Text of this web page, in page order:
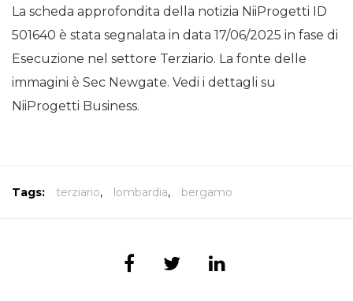
La scheda approfondita della notizia NiiProgetti ID
501640 è stata segnalata in data 17/06/2025 in fase di
Esecuzione nel settore Terziario. La fonte delle
immagini è Sec Newgate. Vedi i dettagli su
NiiProgetti Business.
Tags: terziario, lombardia, bergamo